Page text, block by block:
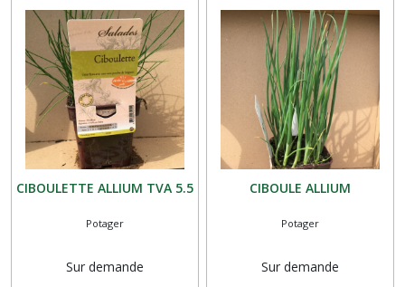
CIBOULETTE ALLIUM TVA 5.5
Potager
Sur demande
CIBOULE ALLIUM
Potager
Sur demande